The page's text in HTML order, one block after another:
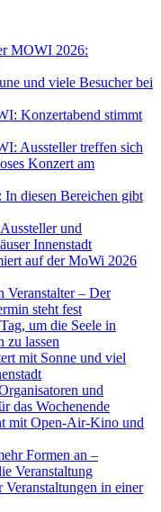
MOWI 2026:
und viele Besucher bei
Konzertabend stimmt
Aussteller treffen sich
Konzert am
diesen Bereichen gibt
und
Innenstadt
auf der MoWi 2026
Veranstalter – Der
steht fest
um die Seele in
zu lassen
mit Sonne und viel
und
das Wochenende
mit Open-Air-Kino und
Formen an –
Veranstaltung
in einer